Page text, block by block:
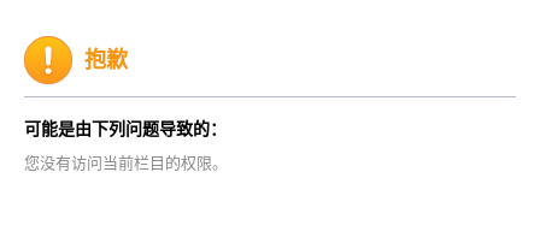
抱歉
可能是由下列问题导致的：
您没有访问当前栏目的权限。